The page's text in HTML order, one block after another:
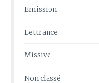
Emission
Lettrance
Missive
Non classé